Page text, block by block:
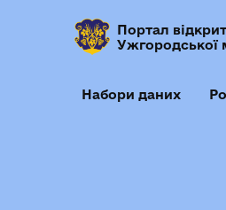
Портал
Ужгородської
Набори даних